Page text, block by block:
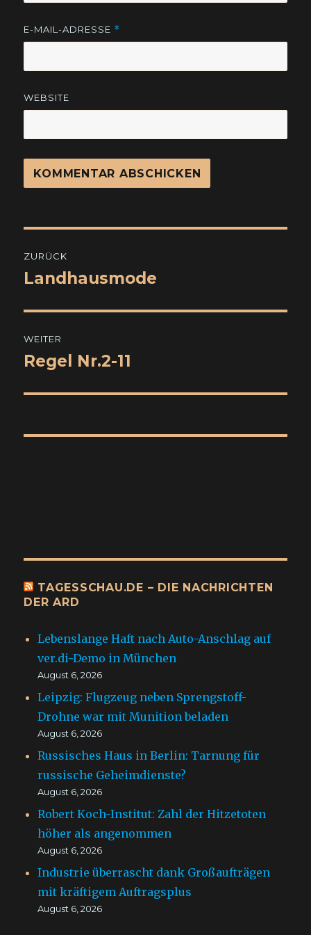
E-MAIL-ADRESSE *
WEBSITE
ZURÜCK
Vorheriger
Landhausmode
WEITER
Nächster
Regel Nr.2-11
TAGESSCHAU.DE – DIE NACHRICHTEN
DER ARD
Lebenslange Haft nach Auto-Anschlag auf
ver.di-Demo in München
August 6, 2026
Leipzig: Flugzeug neben Sprengstoff-
Drohne war mit Munition beladen
August 6, 2026
Russisches Haus in Berlin: Tarnung für
russische Geheimdienste?
August 6, 2026
Robert Koch-Institut: Zahl der Hitzetoten
höher als angenommen
August 6, 2026
Industrie überrascht dank Großaufträgen
mit kräftigem Auftragsplus
August 6, 2026